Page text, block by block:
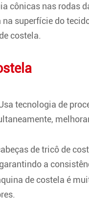
cônicas nas rodas
superfície do
costela.
tecnologia de
de tricô de
a
de costela é